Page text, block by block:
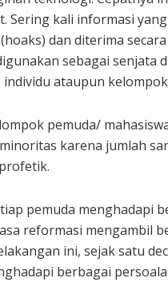
Sering kali informasi
dan diterima
sebagai senjata
ataupun
pemuda/
karena jumlah
pemuda menghadapi
reformasi mengambil
ini, sejak satu
berbagai